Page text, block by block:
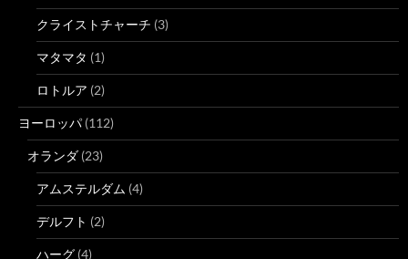
クライストチャーチ (3)
マタマタ (1)
ロトルア (2)
ヨーロッパ (112)
オランダ (23)
アムステルダム (4)
デルフト (2)
ハーグ (4)